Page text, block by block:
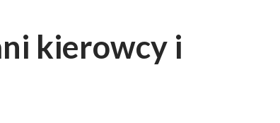
kierowcy i